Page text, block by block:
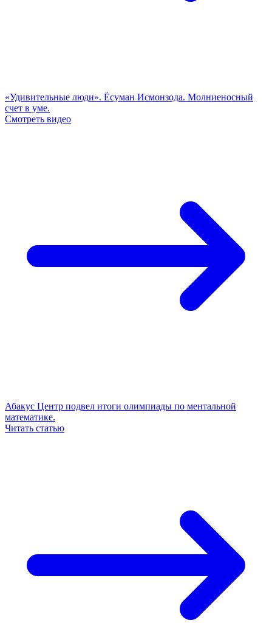
«Удивительные люди». Ёсуман Исмонзода. Молниеносный
счет в уме.
Смотреть видео
Абакус Центр подвел итоги олимпиады по ментальной
математике.
Читать статью